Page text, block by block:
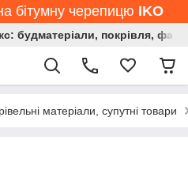
бітумну черепицю IKO
будматеріали, покрівля,
матеріали, супутні товари